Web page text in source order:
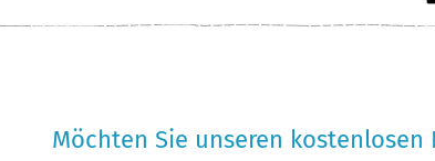
Möchten Sie unseren